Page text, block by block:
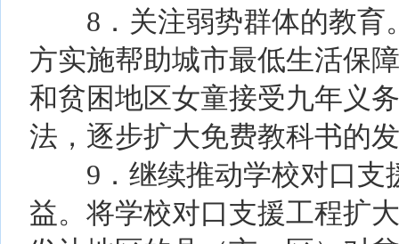
8．关注弱势群体的教育
方实施帮助城市最低生活保
和贫困地区女童接受九年义
法，逐步扩大免费教科书的
9．继续推动学校对口支
益。将学校对口支援工程扩